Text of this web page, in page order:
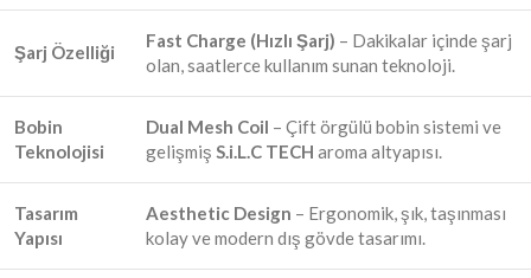
Şarj Özelliği
Fast Charge (Hızlı Şarj) – Dakikalar içinde şarj
olan, saatlerce kullanım sunan teknoloji.
Bobin
Teknolojisi
Dual Mesh Coil – Çift örgülü bobin sistemi ve
gelişmiş S.i.L.C TECH aroma altyapısı.
Tasarım
Yapısı
Aesthetic Design – Ergonomik, şık, taşınması
kolay ve modern dış gövde tasarımı.